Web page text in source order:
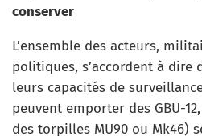
conserver
L’ensemble des acteurs,
politiques, s’accordent à dire
leurs capacités de
peuvent emporter des GBU-
des torpilles MU90 ou Mk46)